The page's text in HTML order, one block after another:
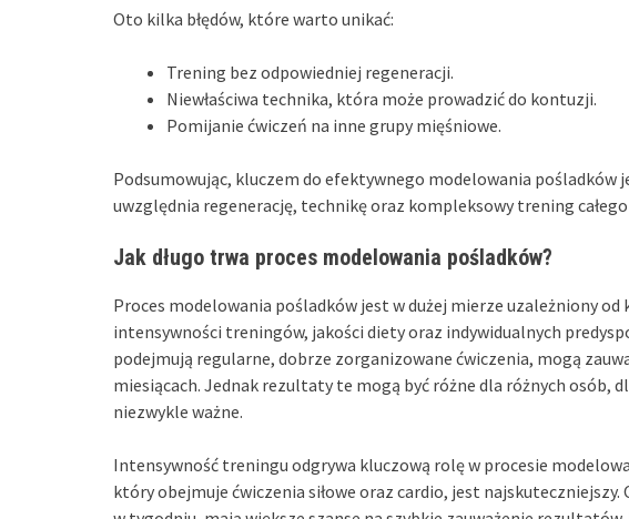
Oto kilka błędów, które warto unikać:
Trening bez odpowiedniej regeneracji.
Niewłaściwa technika, która może prowadzić do kontuzji.
Pomijanie ćwiczeń na inne grupy mięśniowe.
Podsumowując, kluczem do efektywnego modelowania pośladków
uwzględnia regenerację, technikę oraz kompleksowy trening całego
Jak długo trwa proces modelowania pośladków?
Proces modelowania pośladków jest w dużej mierze uzależniony
intensywności treningów, jakości diety oraz indywidualnych
podejmują regularne, dobrze zorganizowane ćwiczenia, mogą
miesiącach. Jednak rezultaty te mogą być różne dla różnych osób,
niezwykle ważne.
Intensywność treningu odgrywa kluczową rolę w procesie
który obejmuje ćwiczenia siłowe oraz cardio, jest